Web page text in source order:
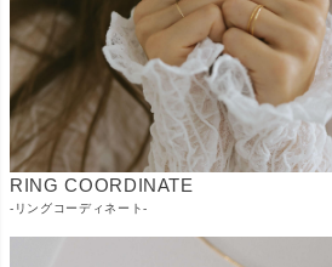
RING COORDINATE
-リングコーディネート-